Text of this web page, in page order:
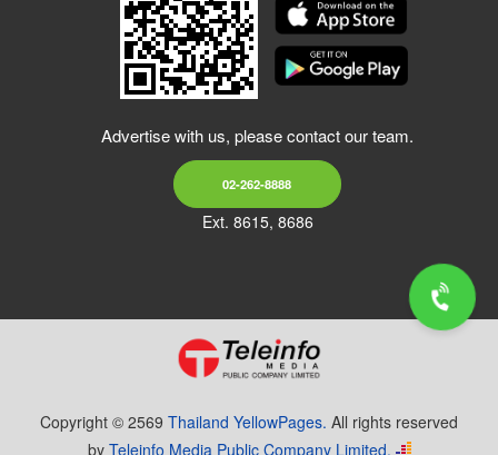
Advertise with us, please contact our team.
02-262-8888
Ext. 8615, 8686
Copyright © 2569 Thailand YellowPages. All rights reserved
by Teleinfo Media Public Company Limited.